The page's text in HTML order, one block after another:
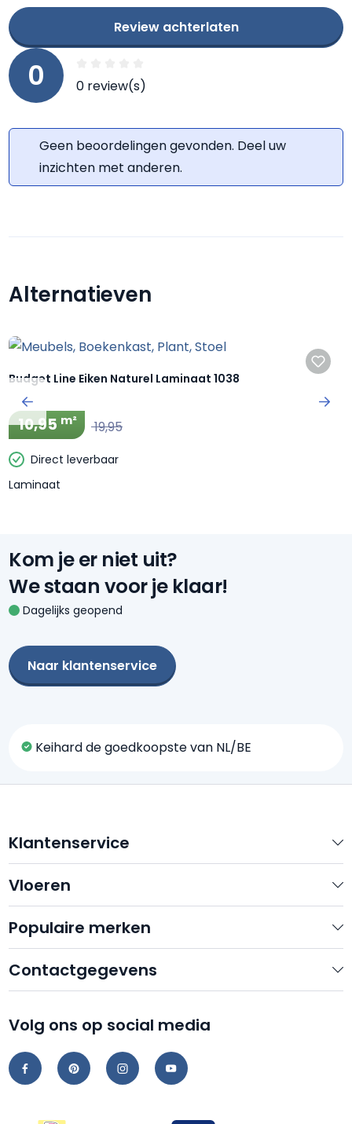
0 0 review(s)
Review achterlaten
Geen beoordelingen gevonden. Deel uw
inzichten met anderen.
Productgalerij overslaan
Alternatieven
Budget Line Eiken Naturel Laminaat 1038
10,95 m² 19,95
Direct leverbaar
Laminaat
Kom je er niet uit?
We staan voor je klaar!
Dagelijks geopend
Naar klantenservice
Keihard de goedkoopste van NL/BE
Contactgegevens
Volg ons op social media
Klantenservice
Vloeren
Populaire merken